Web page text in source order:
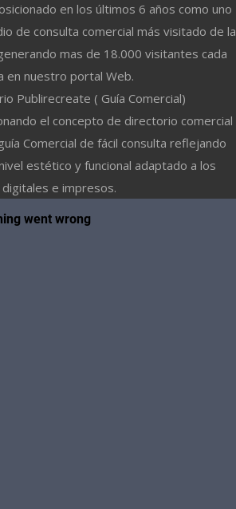
en los últimos 6 años como uno
de consulta comercial más visitado de la
mas de 18.000 visitantes cada
en nuestro portal Web.
Publirecreate ( Guía Comercial)
el concepto de directorio comercial
Comercial de fácil consulta reflejando
estético y funcional adaptado a los
e impresos.